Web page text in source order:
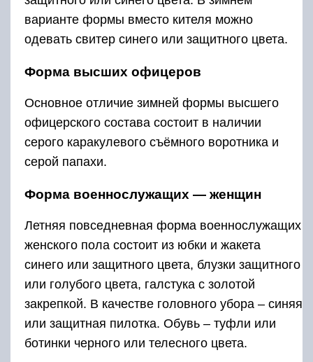
варианте формы вместо кителя можно
одевать свитер синего или защитного цвета.
Форма высших офицеров
Основное отличие зимней формы высшего
офицерского состава состоит в наличии
серого каракулевого съёмного воротника и
серой папахи.
Форма военнослужащих — женщин
Летняя повседневная форма военнослужащих
женского пола состоит из юбки и жакета
синего или защитного цвета, блузки защитного
или голубого цвета, галстука с золотой
закрепкой. В качестве головного убора – синяя
или защитная пилотка. Обувь – туфли или
ботинки черного или телесного цвета.